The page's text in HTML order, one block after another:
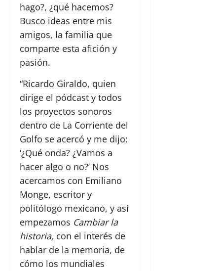
hago?, ¿qué hacemos?
Busco ideas entre mis
amigos, la familia que
comparte esta afición y
pasión.
“Ricardo Giraldo, quien
dirige el pódcast y todos
los proyectos sonoros
dentro de La Corriente del
Golfo se acercó y me dijo:
‘¿Qué onda? ¿Vamos a
hacer algo o no?’ Nos
acercamos con Emiliano
Monge, escritor y
politólogo mexicano, y así
empezamos Cambiar la
historia, con el interés de
hablar de la memoria, de
cómo los mundiales